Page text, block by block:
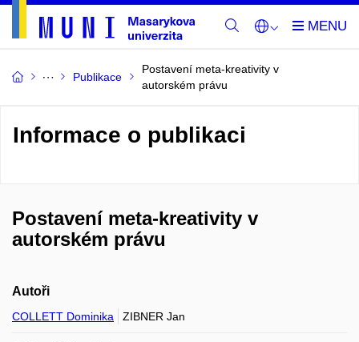
Publikace
Postavení meta-kreativity v
autorském právu
Informace o publikaci
Postavení meta-kreativity v
autorském právu
Autoři
COLLETT Dominika ZIBNER Jan